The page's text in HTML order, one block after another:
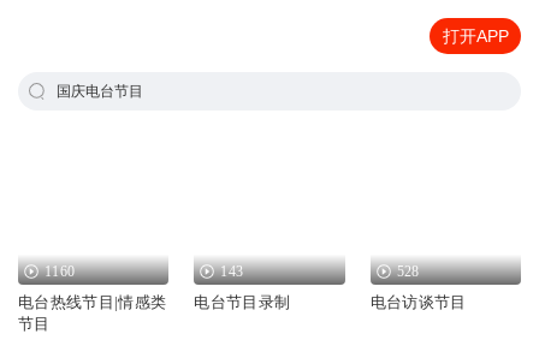
打开APP
国庆电台节目
1160
电台热线节目|情感类
节目
143
电台节目录制
528
电台访谈节目